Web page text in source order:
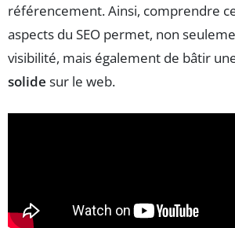
référencement. Ainsi, comprendre
aspects du SEO permet, non
visibilité, mais également de bâtir
solide sur le web.